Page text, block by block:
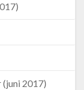
(juni 2017)